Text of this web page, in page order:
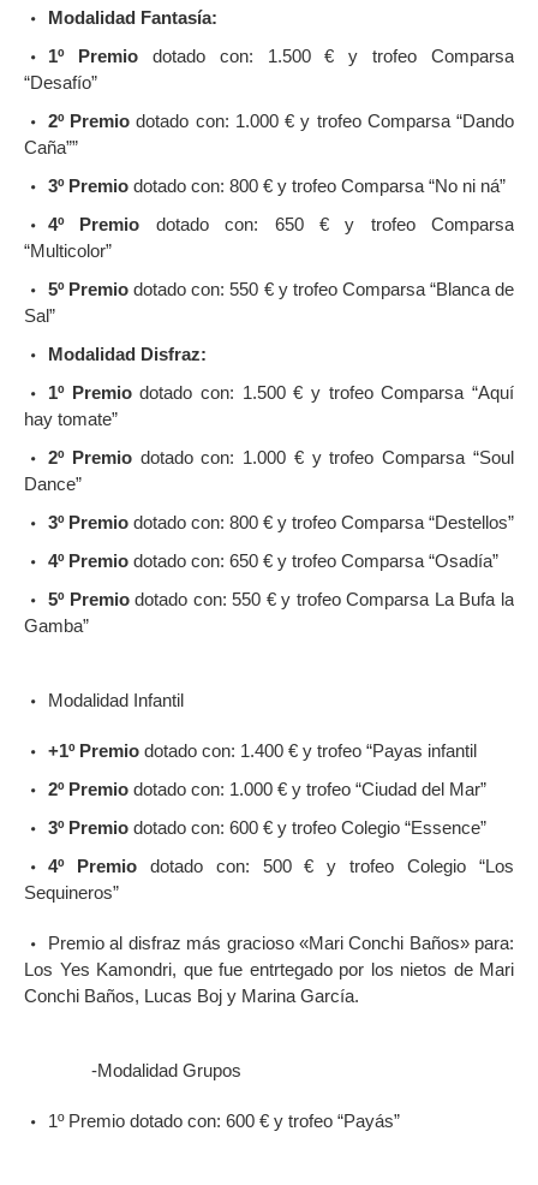
Modalidad Fantasía:
1º Premiodotado con: 1.500 € y trofeo Comparsa
“Desafío”
2º Premio dotado con: 1.000 € y trofeo Comparsa “Dando
Caña””
3º Premio dotado con: 800 € y trofeo Comparsa “No ni ná”
4º Premio dotado con: 650 € y trofeo Comparsa
“Multicolor”
5º Premio dotado con: 550 € y trofeo Comparsa “Blanca de
Sal”
Modalidad Disfraz:
1º Premiodotado con: 1.500 € y trofeo Comparsa “Aquí
hay tomate”
2º Premiodotado con: 1.000 € y trofeo Comparsa “Soul
Dance”
3º Premio dotado con: 800 € y trofeo Comparsa “Destellos”
4º Premio dotado con: 650 € y trofeo Comparsa “Osadía”
5º Premiodotado con: 550 € y trofeo Comparsa La Bufa la
Gamba”
Modalidad Infantil
+1º Premio dotado con: 1.400 € y trofeo “Payas infantil
2º Premio dotado con: 1.000 € y trofeo “Ciudad del Mar”
3º Premio dotado con: 600 € y trofeo Colegio “Essence”
4º Premiodotado con: 500 € y trofeo Colegio “Los
Sequineros”
Premio al disfraz más gracioso «Mari Conchi Baños» para:
Los Yes Kamondri, que fue entrtegado por los nietos de Mari
Conchi Baños, Lucas Boj y Marina García.
-Modalidad Grupos
1º Premio dotado con: 600 € y trofeo “Payás”